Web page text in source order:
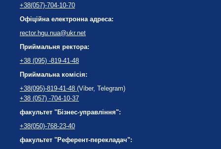
+38(057)-704-10-70
Офіційна електронна адреса:
rector.hgu.nua@ukr.net
Приймальня ректора:
+38 (095) -819-41-48
Приймальна комісія:
+38(095)-819-41-48 (Viber, Telegram)
+38 (057) -704-10-37
факультет "Бізнес-управління":
+38(050)-768-23-40
факультет "Референт-перекладач":